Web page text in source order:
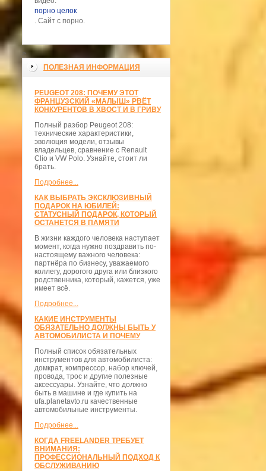
порно целок
. Сайт с порно.
>
ПОЛЕЗНАЯ ИНФОРМАЦИЯ
PEUGEOT 208: ПОЧЕМУ ЭТОТ
ФРАНЦУЗСКИЙ «МАЛЫШ» РВЁТ
КОНКУРЕНТОВ В ХВОСТ И В ГРИВУ
Полный разбор Peugeot 208:
технические характеристики,
эволюция модели, отзывы
владельцев, сравнение с Renault
Clio и VW Polo. Узнайте, стоит ли
брать.
Подробнее...
КАК ВЫБРАТЬ ЭКСКЛЮЗИВНЫЙ
ПОДАРОК НА ЮБИЛЕЙ:
СТАТУСНЫЙ ПОДАРОК, КОТОРЫЙ
ОСТАНЕТСЯ В ПАМЯТИ
В жизни каждого человека наступает
момент, когда нужно поздравить по-
настоящему важного человека:
партнёра по бизнесу, уважаемого
коллегу, дорогого друга или близкого
родственника, который, кажется, уже
имеет всё.
Подробнее...
КАКИЕ ИНСТРУМЕНТЫ
ОБЯЗАТЕЛЬНО ДОЛЖНЫ БЫТЬ У
АВТОМОБИЛИСТА И ПОЧЕМУ
Полный список обязательных
инструментов для автомобилиста:
домкрат, компрессор, набор ключей,
провода, трос и другие полезные
аксессуары. Узнайте, что должно
быть в машине и где купить на
ufa.planetavto.ru качественные
автомобильные инструменты.
Подробнее...
КОГДА FREELANDER ТРЕБУЕТ
ВНИМАНИЯ:
ПРОФЕССИОНАЛЬНЫЙ ПОДХОД К
ОБСЛУЖИВАНИЮ